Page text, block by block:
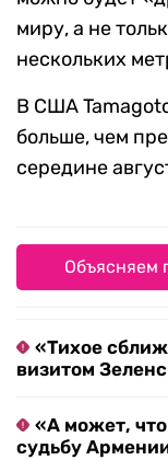
миру, а не
нескольких
В США
больше, чем
середине
Объясняем
«Тихое
визитом
«А может,
судьбу